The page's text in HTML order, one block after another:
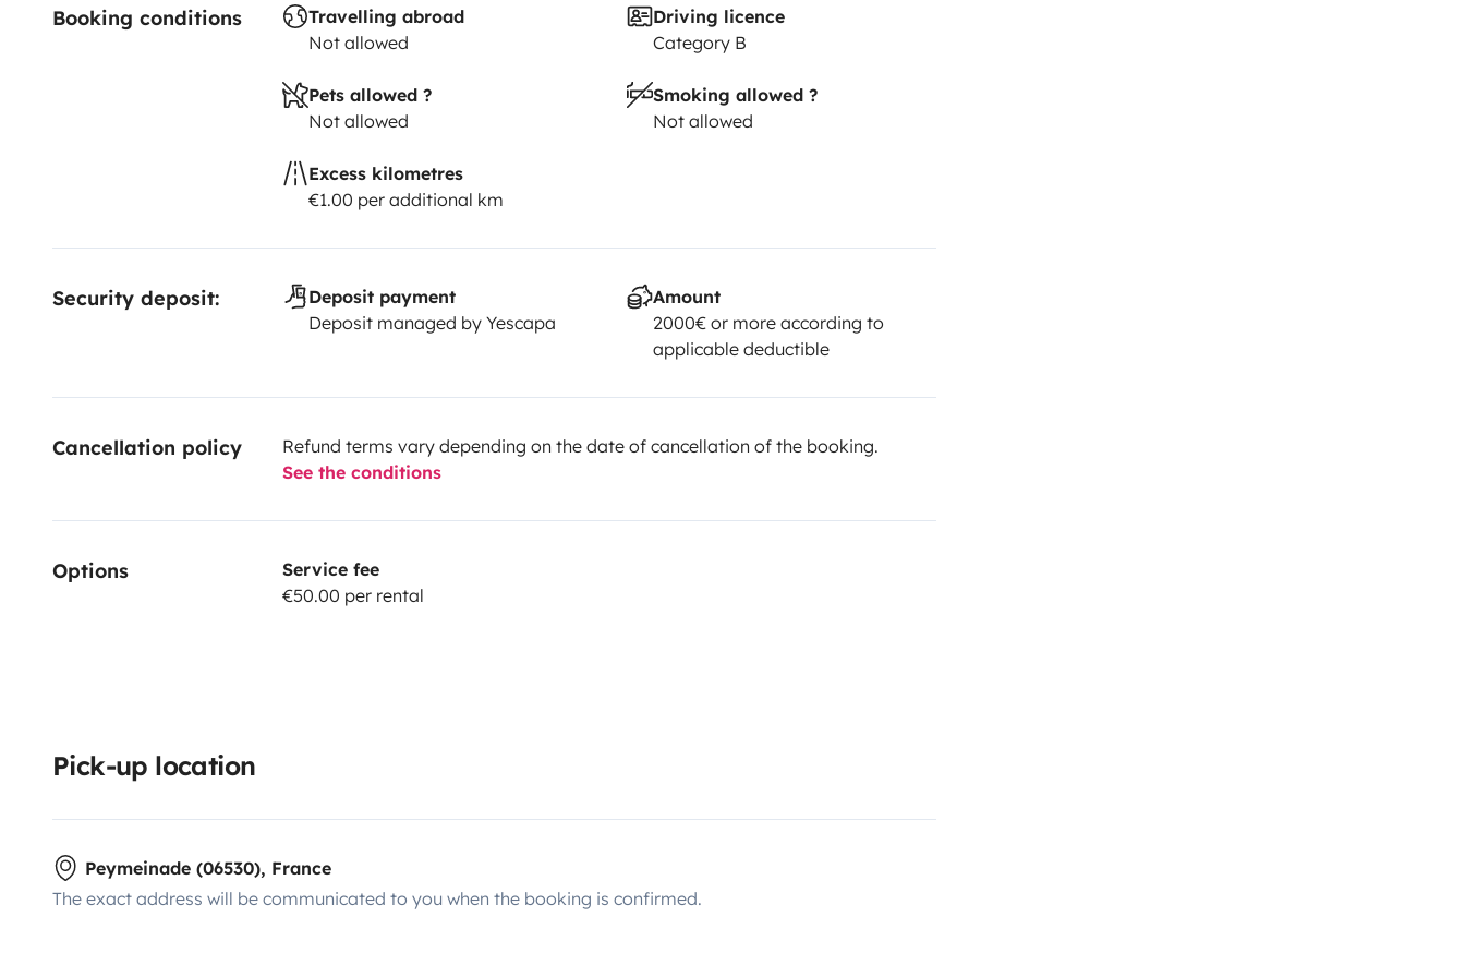
sangles d'arrimage et tendeurs
Un salon d’extérieur (table, chaises) - Le véhicule est non fumeur dans son intégralité.
- Le linge, les oreillers et les draps ne sont pas fournis.
- Nos amis les animaux ne sont pas admis dans le véhicule.
Booking conditions
Travelling abroad
Not allowed
Driving licence
Category B
Pets allowed ?
Not allowed
Smoking allowed ?
Not allowed
Excess kilometres
€1.00 per additional km
Security deposit:
Deposit payment
Deposit managed by Yescapa
Amount
2000€ or more according to
applicable deductible
Cancellation policy
Refund terms vary depending on the date of cancellation of the booking.
See the conditions
Options
Service fee
€50.00 per rental
Pick-up location
Peymeinade (06530), France
The exact address will be communicated to you when the booking is confirmed.